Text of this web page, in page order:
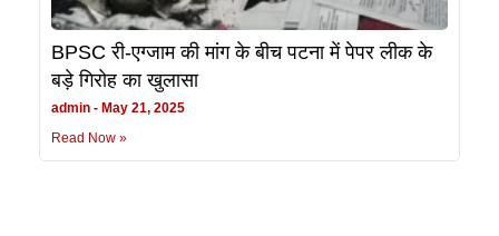
BPSC री-एग्जाम की मांग के बीच पटना में पेपर लीक के
बड़े गिरोह का खुलासा
admin
May 21, 2025
Read Now »